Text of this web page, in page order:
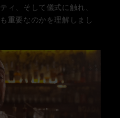
ィ、そして儀式に触れ、
重要なのかを理解しまし